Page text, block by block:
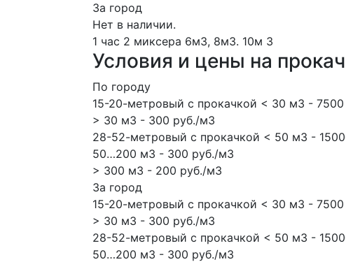
За город
Нет в наличии.
1 час 2 миксера 6м3, 8м3. 10м 3
Условия и цены на
По городу
15-20-метровый с прокачкой < 30 м3 - 7500
> 30 м3 - 300 руб./м3
28-52-метровый с прокачкой < 50 м3 -
50…200 м3 - 300 руб./м3
> 300 м3 - 200 руб./м3
За город
15-20-метровый с прокачкой < 30 м3 - 7500
> 30 м3 - 300 руб./м3
28-52-метровый с прокачкой < 50 м3 -
50…200 м3 - 300 руб./м3